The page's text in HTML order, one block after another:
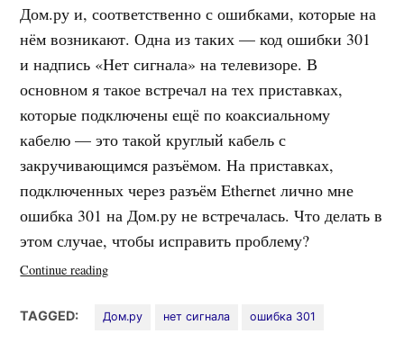
Дом.ру и, соответственно с ошибками, которые на
нём возникают. Одна из таких — код ошибки 301
и надпись «Нет сигнала» на телевизоре. В
основном я такое встречал на тех приставках,
которые подключены ещё по коаксиальному
кабелю — это такой круглый кабель с
закручивающимся разъёмом. На приставках,
подключенных через разъём Ethernet лично мне
ошибка 301 на Дом.ру не встречалась. Что делать в
этом случае, чтобы исправить проблему?
Continue reading«Дом.ру
ошибка
TAGGED: Дом.ру нет сигнала ошибка 301